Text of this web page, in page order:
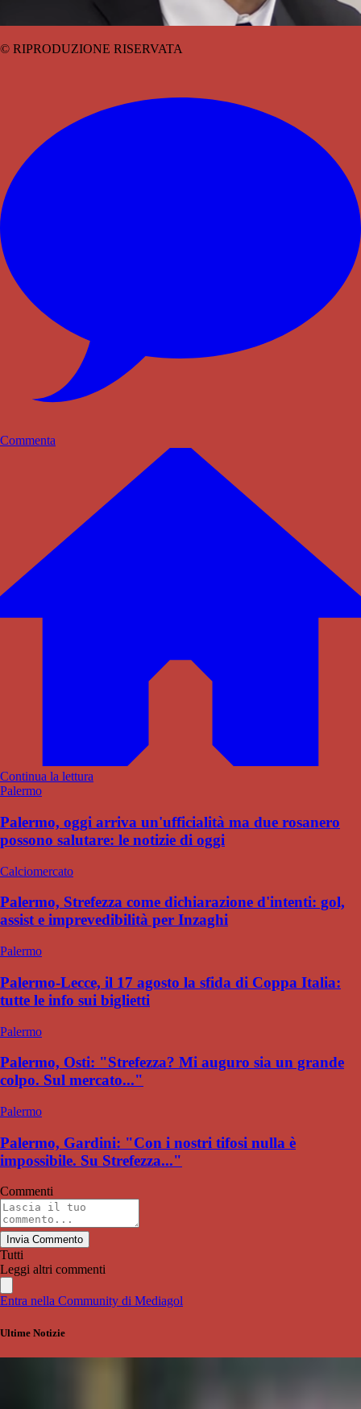
© RIPRODUZIONE RISERVATA
Commenta
Continua la lettura
Palermo
Palermo, oggi arriva un'ufficialità ma due rosanero
possono salutare: le notizie di oggi
Calciomercato
Palermo, Strefezza come dichiarazione d'intenti: gol,
assist e imprevedibilità per Inzaghi
Palermo
Palermo-Lecce, il 17 agosto la sfida di Coppa Italia:
tutte le info sui biglietti
Palermo
Palermo, Osti: "Strefezza? Mi auguro sia un grande
colpo. Sul mercato..."
Palermo
Palermo, Gardini: "Con i nostri tifosi nulla è
impossibile. Su Strefezza..."
Commenti
Invia Commento
Tutti
Leggi altri commenti
Entra nella Community di Mediagol
Ultime Notizie